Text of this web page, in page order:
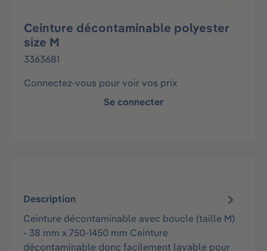
Ceinture décontaminable polyester
size M
3363681
Connectez-vous pour voir vos prix
Se connecter
Description
Ceinture décontaminable avec boucle (taille M)
- 38 mm x 750-1450 mm Ceinture
décontaminable donc facilement lavable pour